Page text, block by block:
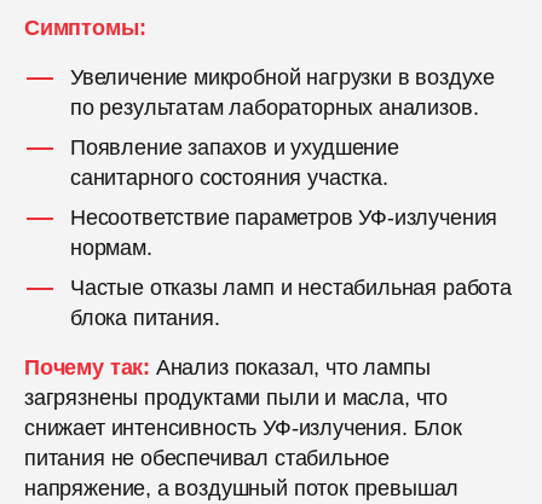
Симптомы:
Увеличение микробной нагрузки в воздухе
по результатам лабораторных анализов.
Появление запахов и ухудшение
санитарного состояния участка.
Несоответствие параметров УФ-излучения
нормам.
Частые отказы ламп и нестабильная работа
блока питания.
Почему так: Анализ показал, что лампы
загрязнены продуктами пыли и масла, что
снижает интенсивность УФ-излучения. Блок
питания не обеспечивал стабильное
напряжение, а воздушный поток превышал